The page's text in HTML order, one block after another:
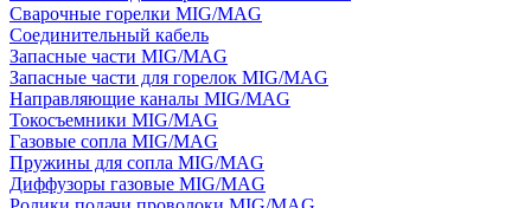
Сварочные горелки MIG/MAG
Соединительный кабель
Запасные части MIG/MAG
Запасные части для горелок MIG/MAG
Направляющие каналы MIG/MAG
Токосъемники MIG/MAG
Газовые сопла MIG/MAG
Пружины для сопла MIG/MAG
Диффузоры газовые MIG/MAG